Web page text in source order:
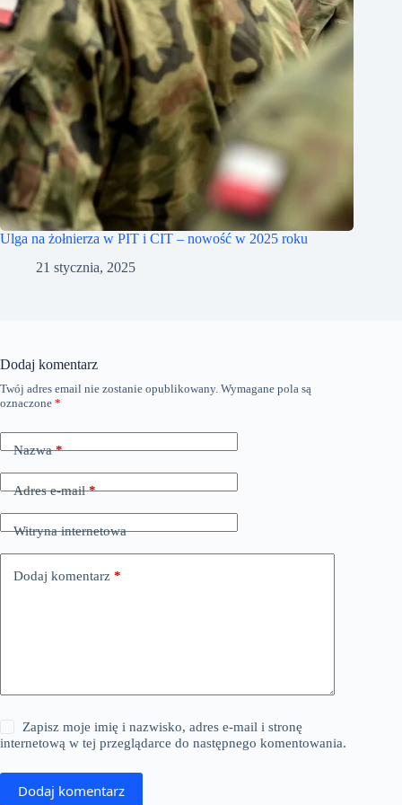
Ulga na żołnierza w PIT i CIT – nowość w 2025 roku
21 stycznia, 2025
Dodaj komentarz
Twój adres email nie zostanie opublikowany. Wymagane pola są
oznaczone *
Nazwa*
Adres e-mail*
Witryna internetowa
Dodaj komentarz *
Zapisz moje imię i nazwisko, adres e-mail i stronę
internetową w tej przeglądarce do następnego komentowania.
Dodaj komentarz